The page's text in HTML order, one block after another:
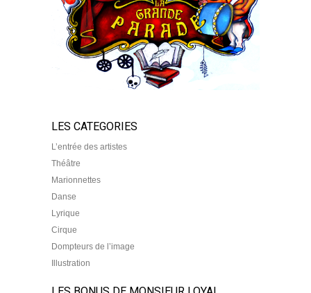
LES CATEGORIES
L’entrée des artistes
Théâtre
Marionnettes
Danse
Lyrique
Cirque
Dompteurs de l’image
Illustration